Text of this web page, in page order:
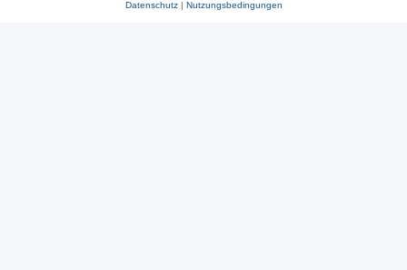
Datenschutz| Nutzungsbedingungen